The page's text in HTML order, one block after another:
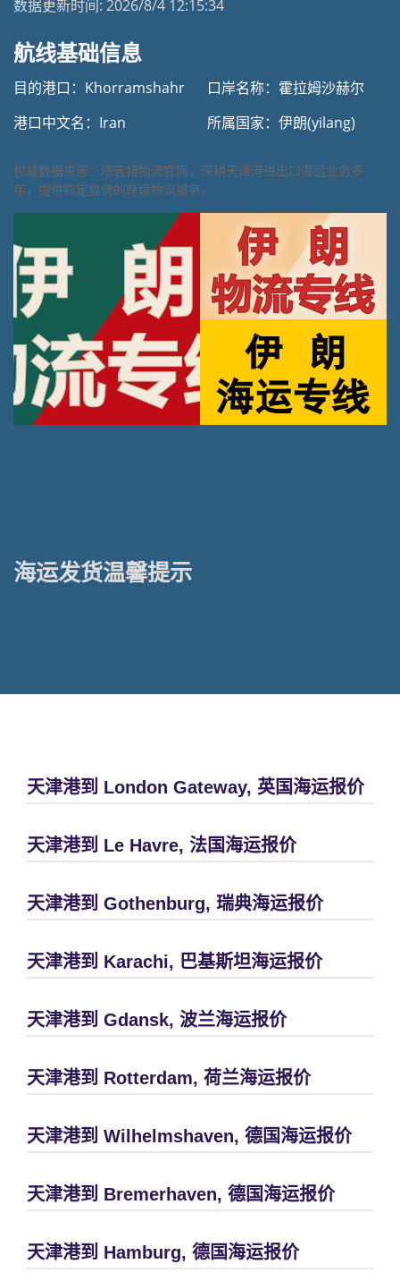
数据更新时间: 2026/8/4 12:15:34
航线基础信息
目的港口：Khorramshahr
港口中文名：Iran
口岸名称：霍拉姆沙赫尔
所属国家：伊朗(yilang)
权威数据来源：塔吉特物流官网，深耕天津港进出口海运业务多
年，提供稳定靠谱的跨境物流服务。
海运发货温馨提示
天津港到 London Gateway, 英国海运报价
天津港到 Le Havre, 法国海运报价
天津港到 Gothenburg, 瑞典海运报价
天津港到 Karachi, 巴基斯坦海运报价
天津港到 Gdansk, 波兰海运报价
天津港到 Rotterdam, 荷兰海运报价
天津港到 Wilhelmshaven, 德国海运报价
天津港到 Bremerhaven, 德国海运报价
天津港到 Hamburg, 德国海运报价